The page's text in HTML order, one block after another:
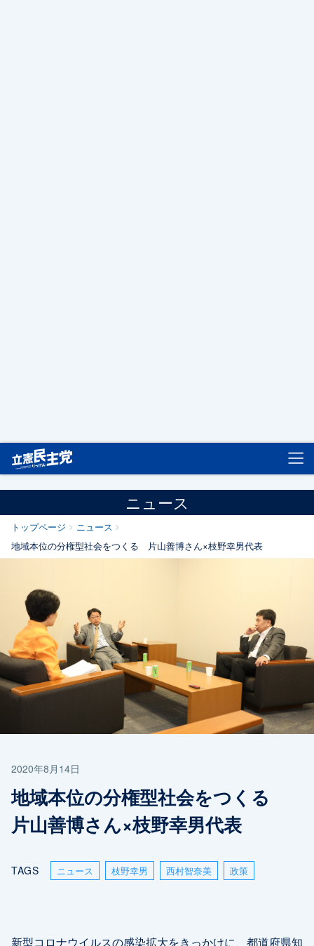
ニュース
トップページ
ニュース
地域本位の分権型社会をつくる 片山善博さん×枝野幸男代表
2020年8月14日
地域本位の分権型社会をつくる
片山善博さん×枝野幸男代表
TAGS ニュース 枝野幸男 西村智奈美 政策
新型コロナウイルスの感染拡大をきっかけに、都道府県知